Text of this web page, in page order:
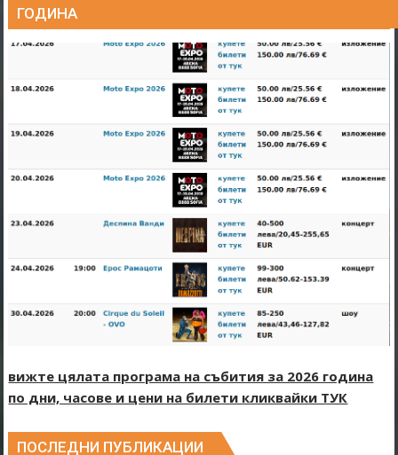
ГОДИНА
вижте цялата програма на събития за 2026 година
по дни, часове и цени на билети кликвайки ТУК
ПОСЛЕДНИ ПУБЛИКАЦИИ